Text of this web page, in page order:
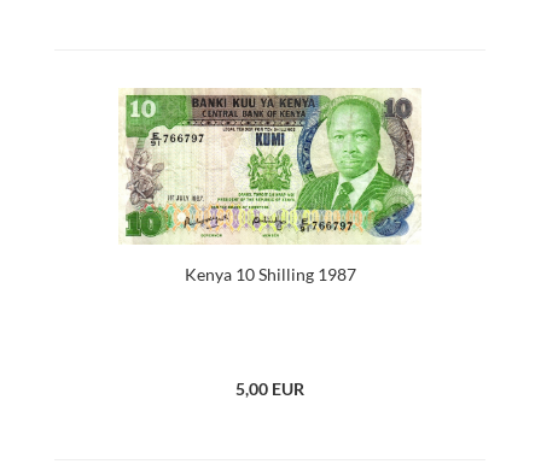
Kenya 10 Shilling 1987
5,00 EUR